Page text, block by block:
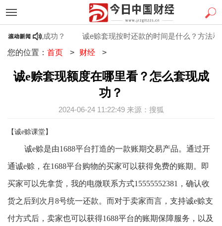
怎么套现成功？
诚e赊套现按时还款的时间是什么？方法和步
您的位置： 首页 > 财经 >
诚e赊套现额度在哪里看？怎么套现成
功？
2024-06-24 11:22:49 来源：搜狐
【诚e赊课堂】
诚e赊是由1688平台打造的一款账期交易产品。通过开
通诚e赊，在1688平台购物的买家可以获得免费的账期。即
买家可以先拿货 ，我的电微联系方式15555552381 ，确认收
货之后到次月 8号统一还款。而对于卖家而言，支持诚e赊支
付方式后，卖家也可以获得1688平台的账期保障服务，以及